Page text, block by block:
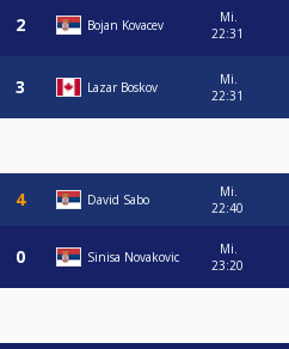
Bojan Kovacev
Mi.
22:31
Lazar Boskov
Mi.
22:31
David Sabo
Mi.
22:40
Sinisa Novakovic
Mi.
23:20